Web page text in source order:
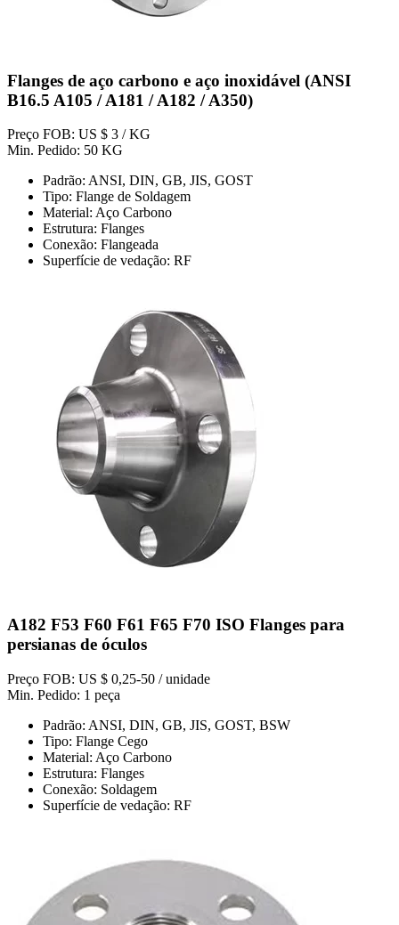
Flanges de aço carbono e aço inoxidável (ANSI
B16.5 A105 / A181 / A182 / A350)
Preço FOB: US $ 3 / KG
Min. Pedido: 50 KG
Padrão: ANSI, DIN, GB, JIS, GOST
Tipo: Flange de Soldagem
Material: Aço Carbono
Estrutura: Flanges
Conexão: Flangeada
Superfície de vedação: RF
A182 F53 F60 F61 F65 F70 ISO Flanges para
persianas de óculos
Preço FOB: US $ 0,25-50 / unidade
Min. Pedido: 1 peça
Padrão: ANSI, DIN, GB, JIS, GOST, BSW
Tipo: Flange Cego
Material: Aço Carbono
Estrutura: Flanges
Conexão: Soldagem
Superfície de vedação: RF